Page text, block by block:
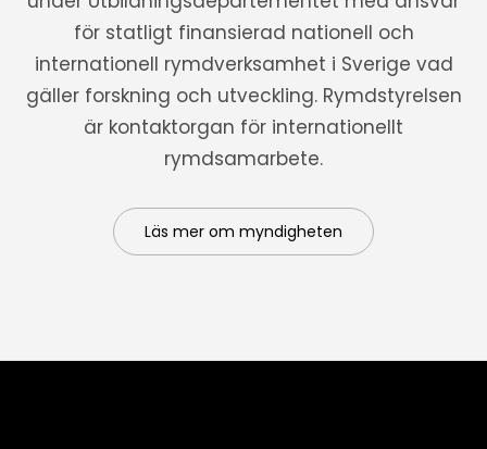
för statligt finansierad nationell och
internationell rymdverksamhet i Sverige vad
gäller forskning och utveckling. Rymdstyrelsen
är kontaktorgan för internationellt
rymdsamarbete.
Läs mer om myndigheten